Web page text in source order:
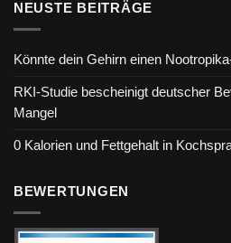
NEUSTE BEITRÄGE
Könnte dein Gehirn einen
RKI-Studie bescheinigt deutscher
Mangel
0 Kalorien und Fettgehalt in
BEWERTUNGEN